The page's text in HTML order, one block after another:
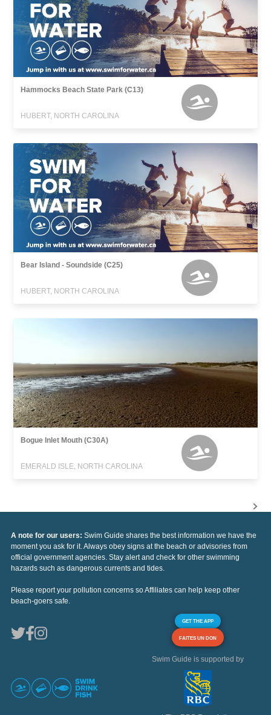
Hammocks Beach State Park (C13)
HUBERT, NORTH CAROLINA
Bear Island - Soundside (C25)
HUBERT, NORTH CAROLINA
Bogue Inlet Mouth (C30A)
EMERALD ISLE, NORTH CAROLINA
A note for our users: Swim Guide shares the best information we have the
moment you ask for it. Always obey signs at the beach or advisories from
official government agencies. Stay alert and check for other swimming
hazards such as dangerous currents and tides.
Please report your pollution concerns so Affiliates can help keep other
beach-goers safe.
GET THE APP
FAITES UN DON
Swim Guide is supported by